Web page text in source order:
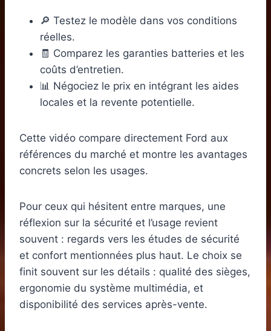
🔎 Testez le modèle dans vos conditions
réelles.
🧾 Comparez les garanties batteries et les
coûts d’entretien.
📊 Négociez le prix en intégrant les aides
locales et la revente potentielle.
Cette vidéo compare directement Ford aux
références du marché et montre les avantages
concrets selon les usages.
Pour ceux qui hésitent entre marques, une
réflexion sur la sécurité et l’usage revient
souvent : regards vers les études de sécurité
et confort mentionnées plus haut. Le choix se
finit souvent sur les détails : qualité des sièges,
ergonomie du système multimédia, et
disponibilité des services après-vente.